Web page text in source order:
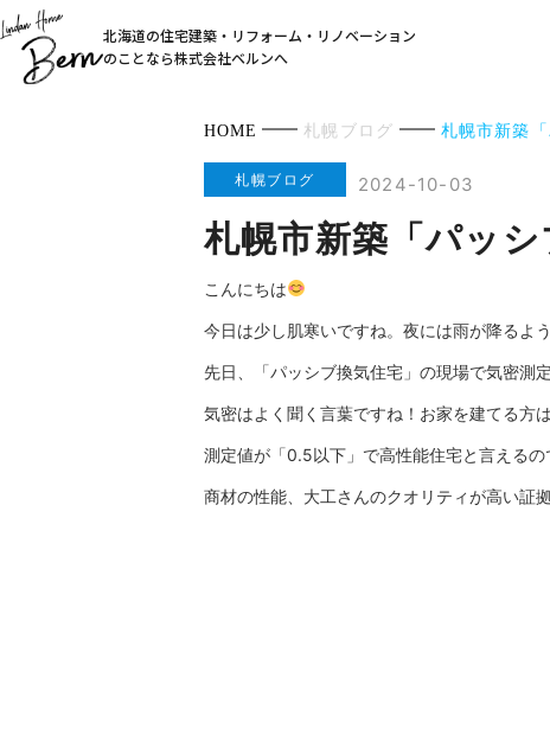
北海道の住宅建築・リフォーム・リノベーション
のことなら株式会社ベルンへ
HOME 札幌ブログ 札幌市新築「
札幌ブログ 2024-10-03
札幌市新築「パッシ
こんにちは
今日は少し肌寒いですね。夜には雨が降るよ
先日、「パッシブ換気住宅」の現場で気密測
気密はよく聞く言葉ですね！お家を建てる方
測定値が「0.5以下」で高性能住宅と言える
商材の性能、大工さんのクオリティが高い証